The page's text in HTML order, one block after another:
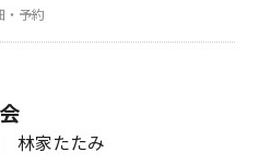
・予約
林家たたみ